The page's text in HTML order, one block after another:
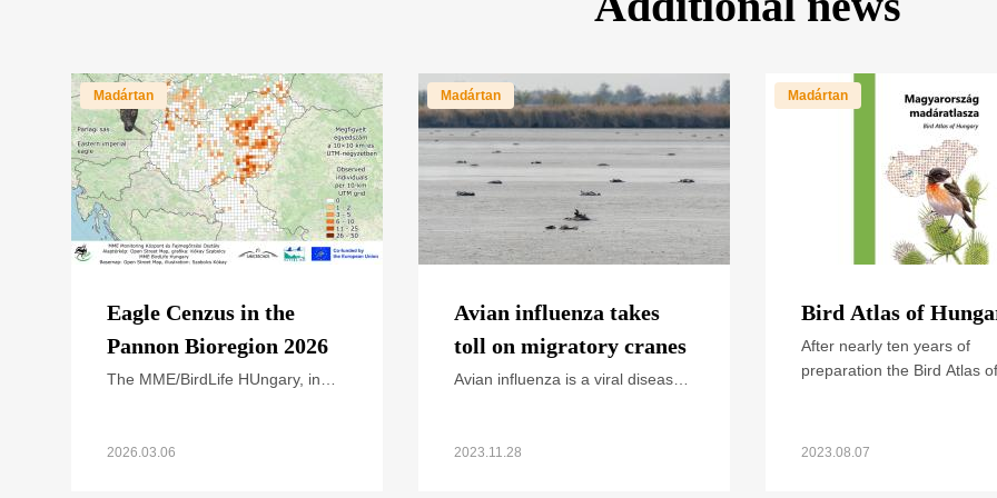
Madártan
Eagle Cenzus in the
Pannon Bioregion 2026
The MME/BirdLife HUngary, in
conservation organizations,
2026.03.06
Madártan
Avian influenza takes
toll on migratory cranes
Avian influenza is a viral disease
have regularly heard and read
2023.11.28
Madártan
Bird Atlas of
After nearly ten years of
preparation the Bird Atlas of
summarizes all available
2023.08.07